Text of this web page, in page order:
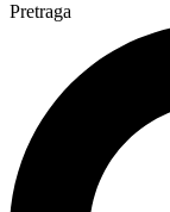
Pretraga